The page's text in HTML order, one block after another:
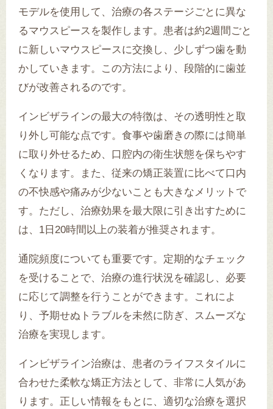
モデルを使用して、治療の各ステージごとに異な
るマウスピースを製作します。患者は約2週間ごと
に新しいマウスピースに交換し、少しずつ歯を動
かしていきます。この方法により、段階的に歯並
びが改善されるのです。
インビザラインの最大の特徴は、その透明性と取
り外し可能な点です。食事や歯磨きの際には簡単
に取り外せるため、口腔内の衛生状態を保ちやす
くなります。また、従来の矯正装置に比べて口内
の不快感や痛みが少ないことも大きなメリットで
す。ただし、治療効果を最大限に引き出すために
は、1日20時間以上の装着が推奨されます。
通院頻度についても重要です。定期的なチェック
を受けることで、治療の進行状況を確認し、必要
に応じて調整を行うことができます。これによ
り、予期せぬトラブルを未然に防ぎ、スムーズな
治療を実現します。
インビザライン治療は、患者のライフスタイルに
合わせた柔軟な矯正方法として、非常に人気があ
ります。正しい情報をもとに、適切な治療を選択